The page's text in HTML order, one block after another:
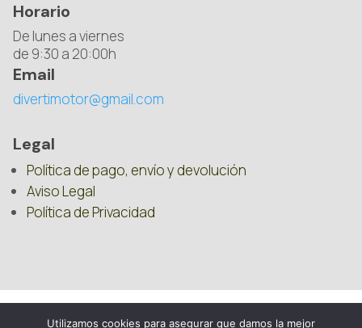
Horario
De lunes a viernes
de 9:30 a 20:00h
Email
divertimotor@gmail.com
Legal
Política de pago, envío y devolución
Aviso Legal
Política de Privacidad
Utilizamos cookies para asegurar que damos la mejor